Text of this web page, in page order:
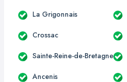
La Grigonnais
Crossac
Sainte-Reine-de-Bretagne
Ancenis